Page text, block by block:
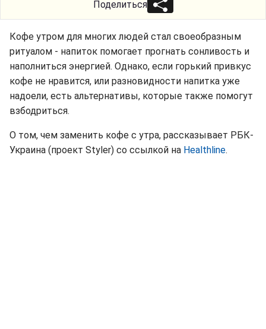
Поделиться
Кофе утром для многих людей стал своеобразным
ритуалом - напиток помогает прогнать сонливость и
наполниться энергией. Однако, если горький привкус
кофе не нравится, или разновидности напитка уже
надоели, есть альтернативы, которые также помогут
взбодриться.
О том, чем заменить кофе с утра, рассказывает РБК-
Украина (проект Styler) со ссылкой на Healthline.